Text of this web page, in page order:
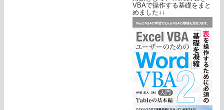
VBAで操作する基礎をまと
めました↓↓